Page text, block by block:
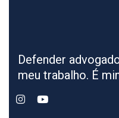
Defender
meu trabalho. É